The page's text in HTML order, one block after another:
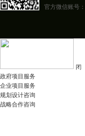
官方微信账号：
闭
政府项目服务
企业项目服务
规划设计咨询
战略合作咨询